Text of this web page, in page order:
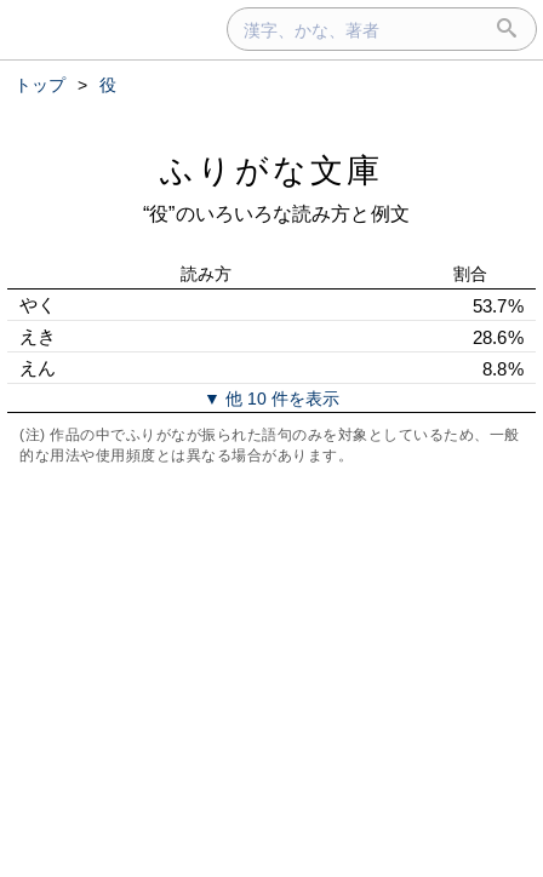
トップ > 役
ふりがな文庫
“役”のいろいろな読み方と例文
読み方 割合
やく
53.7%
えき
28.6%
えん
8.8%
▼ 他 10 件を表示
(注) 作品の中でふりがなが振られた語句のみを対象としているため、一般
的な用法や使用頻度とは異なる場合があります。